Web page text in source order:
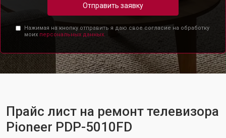
Отправить заявку
Нажимая на кнопку отправить я даю свое согласие на обработку
моих персональных данных.
Прайс лист на ремонт телевизора
Pioneer PDP-5010FD